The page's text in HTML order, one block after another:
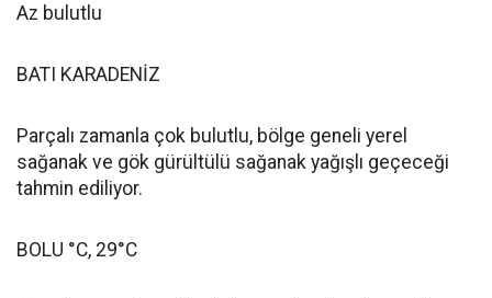
Az bulutlu
BATI KARADENİZ
Parçalı zamanla çok bulutlu, bölge geneli yerel
sağanak ve gök gürültülü sağanak yağışlı geçeceği
tahmin ediliyor.
BOLU °C, 29°C